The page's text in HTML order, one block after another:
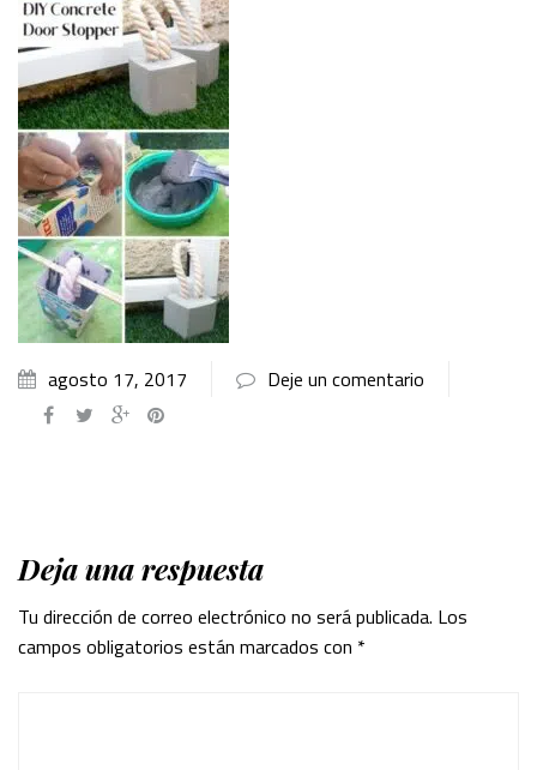
agosto 17, 2017 Deje un comentario
Deja una respuesta
Tu dirección de correo electrónico no será publicada. Los
campos obligatorios están marcados con *